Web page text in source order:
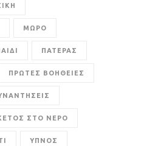
ΜΩΡΟ
ΠΑΤΕΡΑΣ
ΠΡΩΤΕΣ ΒΟΗΘΕΙΕΣ
ΣΤΟ ΝΕΡΟ
ΥΠΝΟΣ